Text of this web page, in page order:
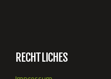
RECHTLICHES